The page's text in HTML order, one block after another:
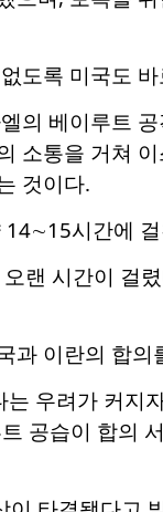
도록 미국도
의 베이루트
소통을 거쳐
것이다.
시간에
랜 시간이 걸
과 이란의 합
우려가 커지
공습이 합의